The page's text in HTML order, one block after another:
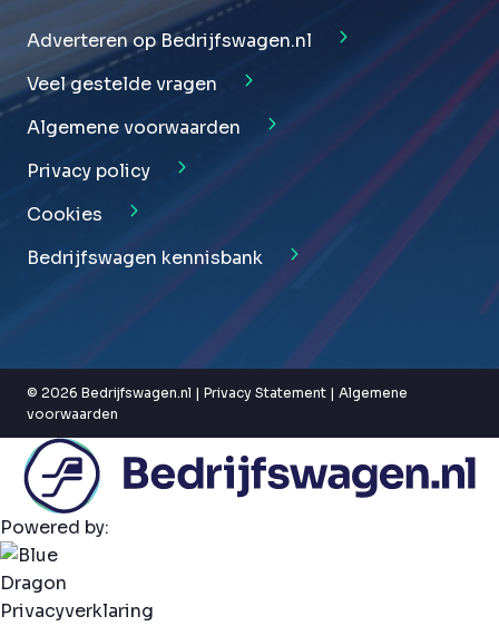
Adverteren op Bedrijfswagen.nl
Veel gestelde vragen
Algemene voorwaarden
Privacy policy
Cookies
Bedrijfswagen kennisbank
© 2026 Bedrijfswagen.nl | Privacy Statement | Algemene
voorwaarden
Powered by:
Privacyverklaring